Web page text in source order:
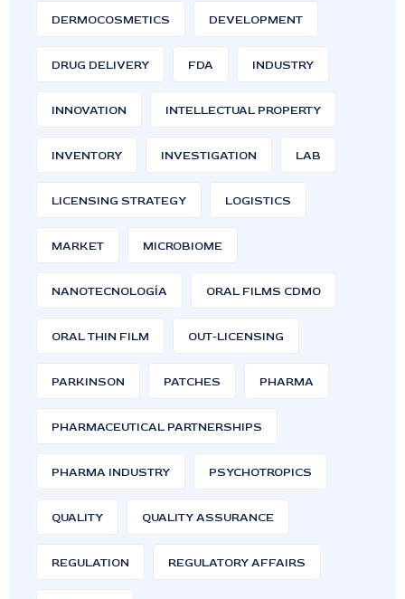
DERMOCOSMETICS DEVELOPMENT
DRUG DELIVERY FDA INDUSTRY
INNOVATION INTELLECTUAL PROPERTY
INVENTORY INVESTIGATION LAB
LICENSING STRATEGY LOGISTICS
MARKET MICROBIOME
NANOTECNOLOGÍA ORAL FILMS CDMO
ORAL THIN FILM OUT-LICENSING
PARKINSON PATCHES PHARMA
PHARMACEUTICAL PARTNERSHIPS
PHARMA INDUSTRY PSYCHOTROPICS
QUALITY QUALITY ASSURANCE
REGULATION REGULATORY AFFAIRS